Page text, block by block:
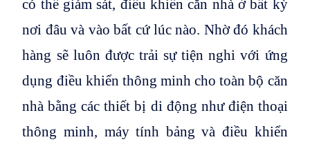
có thể giám sát, điều khiển căn nhà ở bất kỳ
nơi đâu và vào bất cứ lúc nào. Nhờ đó khách
hàng sẽ luôn được trải sự tiện nghi với ứng
dụng điều khiển thông minh cho toàn bộ căn
nhà bằng các thiết bị di động như điện thoại
thông minh, máy tính bảng và điều khiển